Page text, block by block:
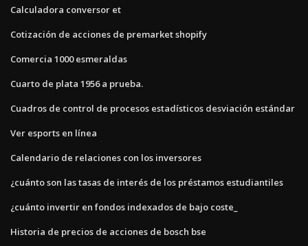
Calculadora conversor et
Cotización de acciones de premarket shopify
Comercia 1000 esmeraldas
Cuarto de plata 1956 a prueba.
Cuadros de control de procesos estadísticos desviación estándar
Ver esports en línea
Calendario de relaciones con los inversores
¿cuánto son las tasas de interés de los préstamos estudiantiles
¿cuánto invertir en fondos indexados de bajo coste_
Historia de precios de acciones de bosch bse